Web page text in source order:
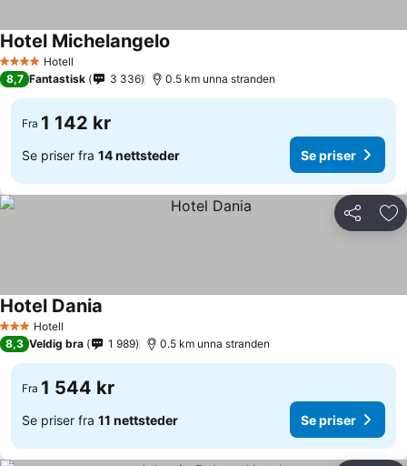
4 StjernerHotell
Hotel Michelangelo
8,7 Fantastisk 3 336 0.5 km unna stranden
Fra 1 142 kr
Se priser fra 14 nettsteder Se priser
Del
3 StjernerHotell
Hotel Dania
8,3 Veldig bra 1 989 0.5 km unna stranden
Fra 1 544 kr
Se priser fra 11 nettsteder Se priser